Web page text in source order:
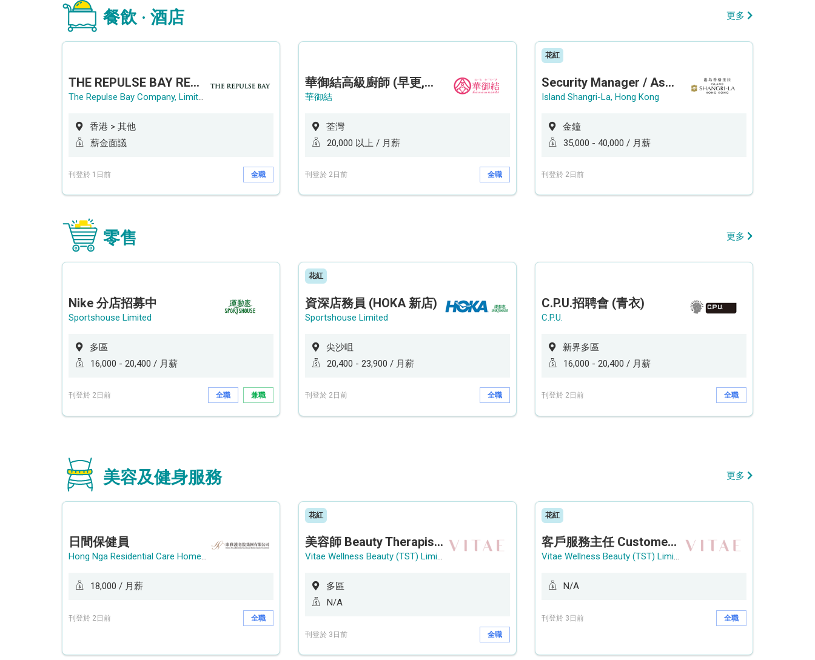
餐飲 · 酒店 更多
THE REPULSE BAY RECRUITMENT DAY 淺水灣影灣園人才招聘會
The Repulse Bay Company, Limited
香港 > 其他
薪金面議
刊登於 1日前 全職
華御結高級廚師 (早更,中央廚房)*底薪可達20k* (5天工作週)
華御結
荃灣
20,000 以上 / 月薪
刊登於 2日前 全職
花紅
Security Manager / Assistant Security Manager
Island Shangri-La, Hong Kong
金鐘
35,000 - 40,000 / 月薪
刊登於 2日前
零售 更多
Nike 分店招募中
Sportshouse Limited
多區
16,000 - 20,400 / 月薪
刊登於 2日前 全職 兼職
花紅
資深店務員 (HOKA 新店)
Sportshouse Limited
尖沙咀
20,400 - 23,900 / 月薪
刊登於 2日前 全職
C.P.U.招聘會 (青衣)
C.P.U.
新界多區
16,000 - 20,400 / 月薪
刊登於 2日前 全職
美容及健身服務 更多
日間保健員
Hong Nga Residential Care Home Group Limited
18,000 / 月薪
刊登於 2日前 全職
花紅
美容師 Beauty Therapist (銅鑼灣 / 尖沙咀)
Vitae Wellness Beauty (TST) Limited
多區
N/A
刊登於 3日前 全職
花紅
客戶服務主任 Customer Service Officer (銅鑼灣)
Vitae Wellness Beauty (TST) Limited
N/A
刊登於 3日前 全職